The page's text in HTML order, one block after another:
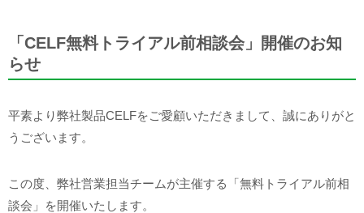
「CELF無料トライアル前相談会」開催のお知
らせ
平素より弊社製品CELFをご愛顧いただきまして、誠にありがと
うございます。
この度、弊社営業担当チームが主催する「無料トライアル前相
談会」を開催いたします。